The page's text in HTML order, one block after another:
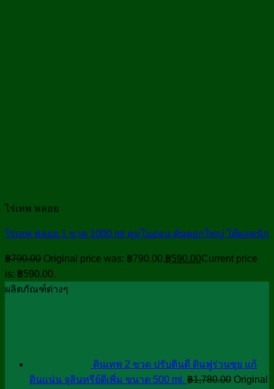
ไร่เทพ พลอย
ไร่เทพ พลอย 1 ขวด 1000 ml คุมใบอ่อน ดันดอกใหญ่ ได้ผลหนัก
฿790.00 Original price was: ฿790.00.฿590.00Current price
is: ฿590.00.
ผลิตภัณฑ์ต่างๆ
ดินเทพ 2 ขวด ปรับดินดี ดินฟูร่วนซุย แก้
ดินแน่น จุลินทรีย์ดีเพิ่ม ขนาด 500 ml. ฿1,780.00 Original